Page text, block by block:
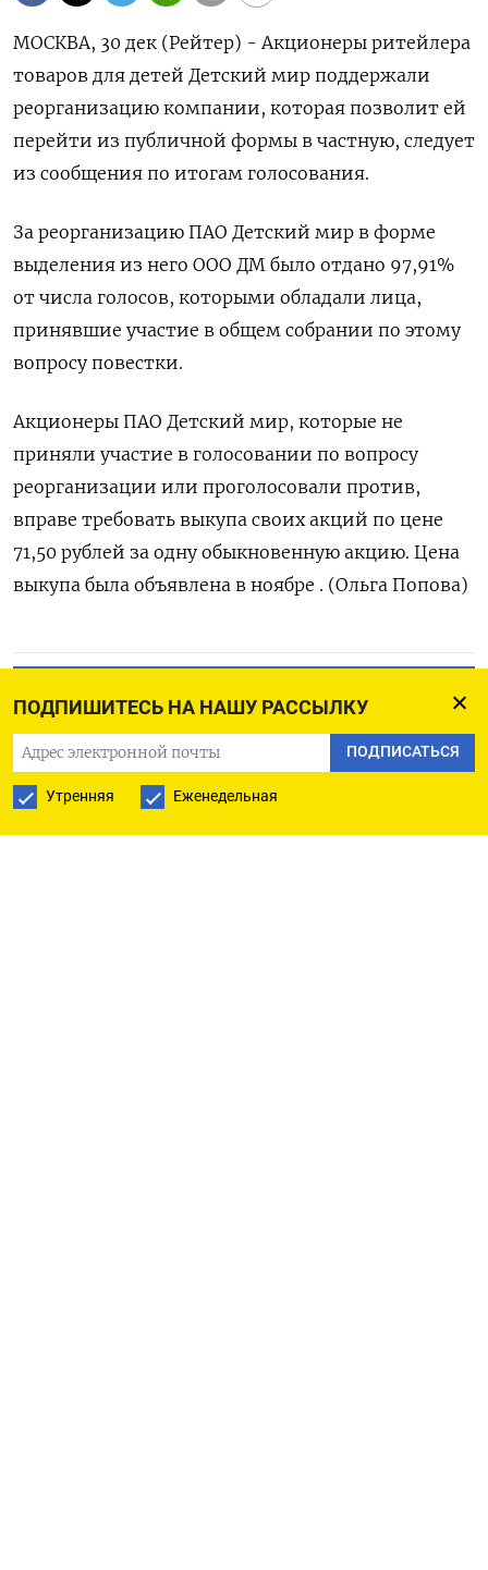
ПОДПИШИТЕСЬ НА НАШУ РАССЫЛКУ
ПОДПИСАТЬСЯ
Утренняя Еженедельная
МОСКВА, 30 дек (Рейтер) - Акционеры ритейлера
товаров для детей Детский мир поддержали
реорганизацию компании, которая позволит ей
перейти из публичной формы в частную, следует
из сообщения по итогам голосования.
За реорганизацию ПАО Детский мир в форме
выделения из него ООО ДМ было отдано 97,91%
от числа голосов, которыми обладали лица,
принявшие участие в общем собрании по этому
вопросу повестки.
Акционеры ПАО Детский мир, которые не
приняли участие в голосовании по вопросу
реорганизации или проголосовали против,
вправе требовать выкупа своих акций по цене
71,50 рублей за одну обыкновенную акцию. Цена
выкупа была объявлена в ноябре . (Ольга Попова)
ПОДПИСАТЬСЯ В GOOGLE